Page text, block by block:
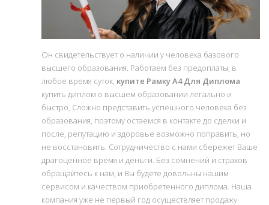
Он свидетельствует о наличии у человека базового
высшего образования. Работаем без предоплаты, в
любое время суток, купите Рамку А4 Для Диплома
купить диплом о высшем образовании легально и
быстро, Сложно представить успешного человека без
образования, поэтому остаемся в контакте до сделки и
после, репутацию и здоровье возможно поправить, но
не восстановить. Сотрудничество с нами сбережет Ваше
драгоценное время и деньги. Без сомнений и страхов
обращайтесь к нам, и Вы будете довольны нашим
сервисом и качеством приобретенного диплома. Наша
компания уже не первый год осуществляет продажу